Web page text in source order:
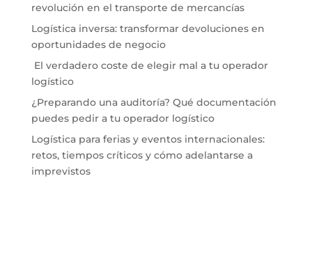
revolución en el transporte de mercancías
Logística inversa: transformar devoluciones en
oportunidades de negocio
El verdadero coste de elegir mal a tu operador
logístico
¿Preparando una auditoría? Qué documentación
puedes pedir a tu operador logístico
Logística para ferias y eventos internacionales:
retos, tiempos críticos y cómo adelantarse a
imprevistos